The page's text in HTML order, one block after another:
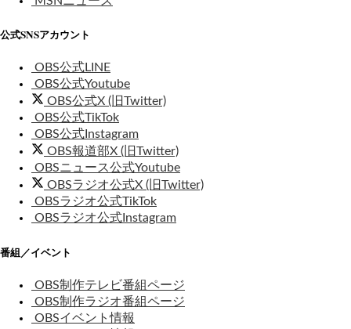
公式SNSアカウント
OBS公式LINE
OBS公式Youtube
OBS公式X (旧Twitter)
OBS公式TikTok
OBS公式Instagram
OBS報道部X (旧Twitter)
OBSニュース公式Youtube
OBSラジオ公式X (旧Twitter)
OBSラジオ公式TikTok
OBSラジオ公式Instagram
番組／イベント
OBS制作テレビ番組ページ
OBS制作ラジオ番組ページ
OBSイベント情報